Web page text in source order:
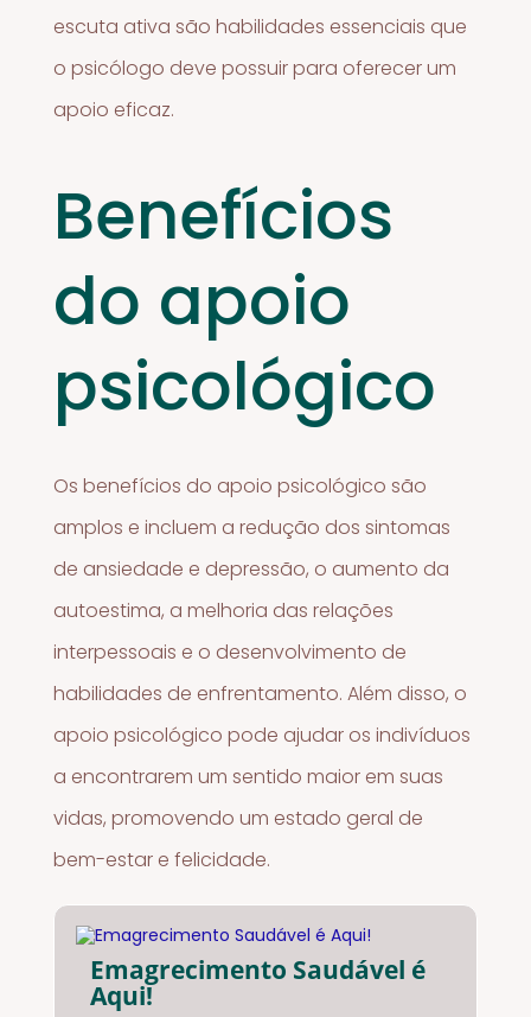
escuta ativa são habilidades essenciais que
o psicólogo deve possuir para oferecer um
apoio eficaz.
Benefícios
do apoio
psicológico
Os benefícios do apoio psicológico são
amplos e incluem a redução dos sintomas
de ansiedade e depressão, o aumento da
autoestima, a melhoria das relações
interpessoais e o desenvolvimento de
habilidades de enfrentamento. Além disso, o
apoio psicológico pode ajudar os indivíduos
a encontrarem um sentido maior em suas
vidas, promovendo um estado geral de
bem-estar e felicidade.
Emagrecimento Saudável é
Aqui!